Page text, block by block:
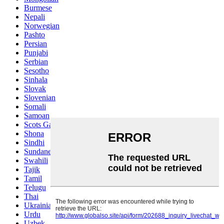
Burmese
Nepali
Norwegian
Pashto
Persian
Punjabi
Serbian
Sesotho
Sinhala
Slovak
Slovenian
Somali
Samoan
Scots Gaelic
Shona
Sindhi
Sundanese
Swahili
Tajik
Tamil
Telugu
Thai
Ukrainian
Urdu